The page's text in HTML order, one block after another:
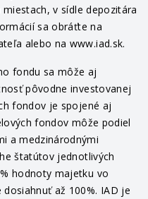
v sídle depozitára
sa obráťte na
alebo na www.iad.sk.
fondu sa môže aj
pôvodne investovanej
fondov je spojené aj
fondov môže podiel
a medzinárodnými
štatútov jednotlivých
hodnoty majetku vo
až 100%. IAD je